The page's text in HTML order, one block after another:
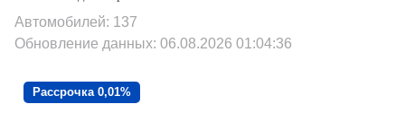
Автомобилей: 137
Обновление данных: 06.08.2026 01:04:36
Рассрочка 0,01%